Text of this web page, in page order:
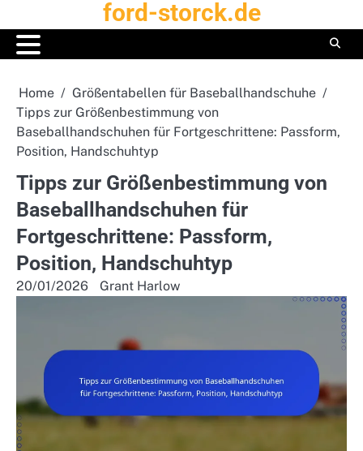
to
content
ford-storck.de
Home
Größentabellen für Baseballhandschuhe
Tipps zur Größenbestimmung von
Baseballhandschuhen für Fortgeschrittene: Passform,
Position, Handschuhtyp
Tipps zur Größenbestimmung von
Baseballhandschuhen für
Fortgeschrittene: Passform,
Position, Handschuhtyp
20/01/2026 Grant Harlow